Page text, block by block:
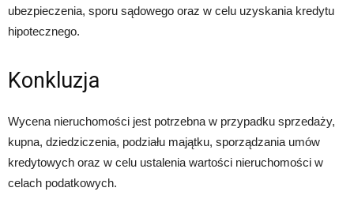
ubezpieczenia, sporu sądowego oraz w celu uzyskania kredytu
hipotecznego.
Konkluzja
Wycena nieruchomości jest potrzebna w przypadku sprzedaży,
kupna, dziedziczenia, podziału majątku, sporządzania umów
kredytowych oraz w celu ustalenia wartości nieruchomości w
celach podatkowych.